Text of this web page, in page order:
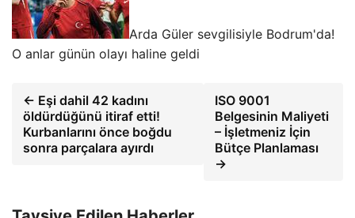
Arda Güler sevgilisiyle Bodrum'da!
O anlar günün olayı haline geldi
← Eşi dahil 42 kadını
öldürdüğünü itiraf etti!
Kurbanlarını önce boğdu
sonra parçalara ayırdı
ISO 9001
Belgesinin Maliyeti
– İşletmeniz İçin
Bütçe Planlaması
→